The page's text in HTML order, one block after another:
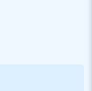
en uitgedaagd, terwijl